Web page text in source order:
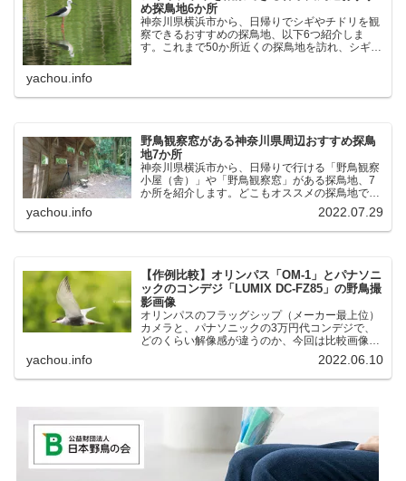
め探鳥地6か所
神奈川県横浜市から、日帰りでシギやチドリを観
察できるおすすめの探鳥地、以下6つ紹介しま
す。これまで50か所近くの探鳥地を訪れ、シギや
yachou.info
野鳥観察窓がある神奈川県周辺おすすめ探鳥
地7か所
神奈川県横浜市から、日帰りで行ける「野鳥観察
小屋（舎）」や「野鳥観察窓」がある探鳥地、7
か所を紹介します。どこもオススメの探鳥地で
す。実際に訪れてみると、野山にいる野鳥、海や
湖にいる野鳥それぞれ違う観察になりました。街
中にあり、電車で行ける...
yachou.info 2022.07.29
【作例比較】オリンパス「OM-1」とパナソニ
ックのコンデジ「LUMIX DC-FZ85」の野鳥撮
影画像
オリンパスのフラッグシップ（メーカー最上位）
カメラと、パナソニックの3万円代コンデジで、
どのくらい解像感が違うのか、今回は比較画像を
紹介します。私はコンデジを愛用しているのです
が、相棒がオリンパス「OM-1」を使い始めたと
ころ、同じ被写体で...
yachou.info 2022.06.10